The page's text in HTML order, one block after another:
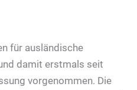
für ausländische
damit erstmals seit
vorgenommen. Die